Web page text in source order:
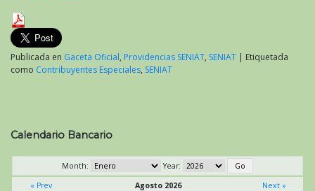
Publicada en Gaceta Oficial, Providencias SENIAT, SENIAT | Etiquetada
como Contribuyentes Especiales, SENIAT
Calendario Bancario
Month:
Year:
« Prev
Agosto 2026 Next »